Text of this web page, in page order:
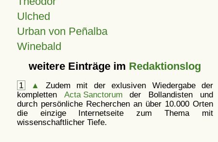
Ulched
Urban von Peñalba
Winebald
weitere Einträge im Redaktionslog
1 ▲
Zudem mit der exlusiven Wiedergabe der
kompletten Acta Sanctorum der Bollandisten und
durch persönliche Recherchen an über 10.000 Orten
die einzige Internetseite zum Thema mit
wissenschaftlicher Tiefe.